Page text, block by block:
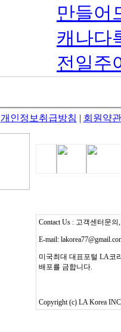
만들어
캐나다
전일주
개인정보취급방침 | 회원약관
Contact Us : 고객센터문의
E-mail:
미국최대 대표포털 LA코
배포를 금합니다.
Copyright (c) LA Korea